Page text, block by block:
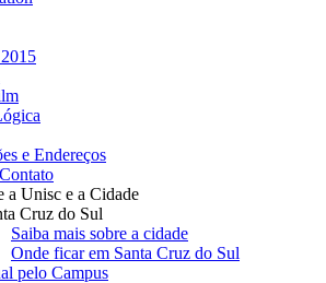
e Endereços
a Unisc e a Cidade
Cruz do Sul
Saiba mais sobre a cidade
Onde ficar em Santa Cruz do Sul
pelo Campus